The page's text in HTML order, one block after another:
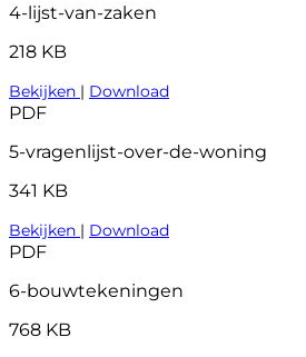
4-lijst-van-zaken
218 KB
Bekijken | Download
PDF
5-vragenlijst-over-de-woning
341 KB
Bekijken | Download
PDF
6-bouwtekeningen
768 KB